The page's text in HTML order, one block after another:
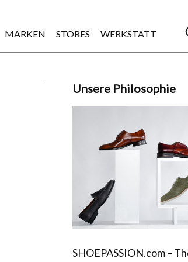
MARKEN STORES WERKSTATT
Unsere Philosophie
SHOEPASSION.com –